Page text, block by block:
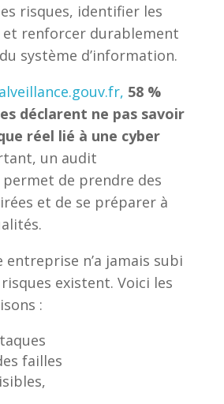
risques, identifier les
renforcer durablement
système d’information.
58 %
déclarent ne pas savoir
réel lié à une cyber
un audit
de prendre des
et de se préparer à
entreprise n’a jamais subi
existent. Voici les
:
failles